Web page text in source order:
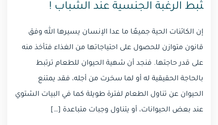
ثبط الرغبة الجنسية عند الشباب !
إن الكائنات الحية جميعًا ما عدا الإنسان يسيرها الله وفق
قانون متوازن للحصول على احتياجاتها من الغذاء فتأخذ منه
على قدر حاجتها. فنجد أن شهية الحيوان للطعام ترتبط
بالحاجة الحقيقية له أو لما سخرت من أجله، فقد يمتنع
الحيوان عن تناول الطعام لفترة طويلة كما في البيات الشتوي
عند بعض الحيوانات، أو يتناول وجبات متباعدة […]